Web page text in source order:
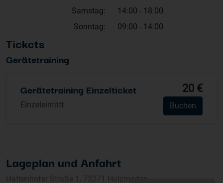
Samstag:
14:00 - 18:00
Sonntag:
09:00 - 14:00
Tickets
Gerätetraining
Gerätetraining Einzelticket
Einzeleintritt
20 €
Buchen
Lageplan und Anfahrt
Hattenhofer Straße 1, 73271 Holzmaden